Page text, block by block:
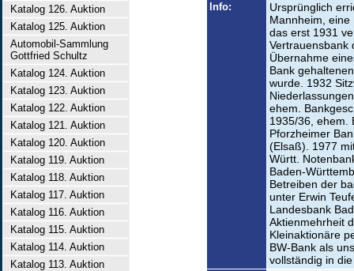
Katalog 126. Auktion
Katalog 125. Auktion
Automobil-Sammlung
Gottfried Schultz
Katalog 124. Auktion
Katalog 123. Auktion
Katalog 122. Auktion
Katalog 121. Auktion
Katalog 120. Auktion
Katalog 119. Auktion
Katalog 118. Auktion
Katalog 117. Auktion
Katalog 116. Auktion
Katalog 115. Auktion
Katalog 114. Auktion
Katalog 113. Auktion
Info:
Ursprünglich
Mannheim, eine
das erst 1931
Vertrauensbank
Übernahme
Bank
wurde. 1932
ehem.
1935/36, ehem.
Pforzheimer
(Elsaß). 1977
Württ.
Baden-
Betreiben der
unter Erwin
Landesbank
Aktienmehrheit
Kleinaktionäre
BW-Bank als
vollständig in